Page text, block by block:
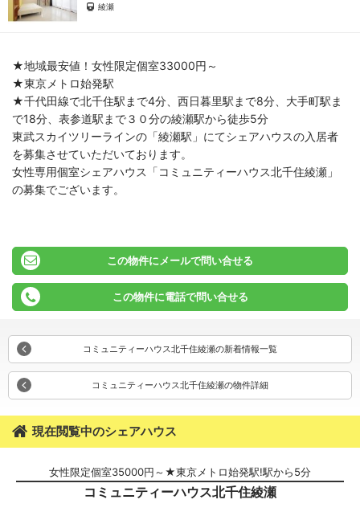
綾瀬
★地域最安値！女性限定個室33000円～
★東京メトロ始発駅
★千代田線で北千住駅まで4分、西日暮里駅まで8分、大手町駅ま
で18分、表参道駅まで３０分の綾瀬駅から徒歩5分
東武スカイツリーラインの「綾瀬駅」にてシェアハウスの入居者
を募集させていただいております。
女性専用個室シェアハウス「コミュニティーハウス北千住綾瀬」
の募集でございます。
この物件にメールで問い合せる
この物件に電話で問い合せる
コミュニティーハウス北千住綾瀬の新着情報一覧
コミュニティーハウス北千住綾瀬の物件詳細
現在閲覧中のシェアハウス
女性限定個室35000円～★東京メトロ始発駅!駅から5分
コミュニティーハウス北千住綾瀬